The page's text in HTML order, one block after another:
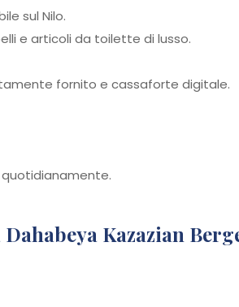
sul Nilo.
e articoli da toilette di lusso.
fornito e cassaforte digitale.
Kazazian